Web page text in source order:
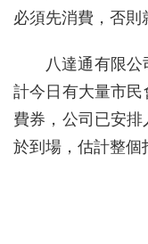
必須先消費，否則
八達通有限
計今日有大量市民
費券，公司已安
於到場，估計整個